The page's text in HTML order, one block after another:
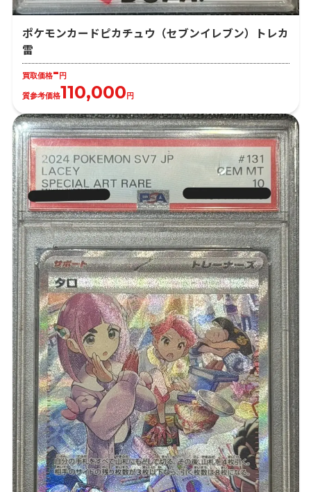
ポケモンカードピカチュウ（セブンイレブン）トレカ
雷
買取価格-円
質参考価格110,000円